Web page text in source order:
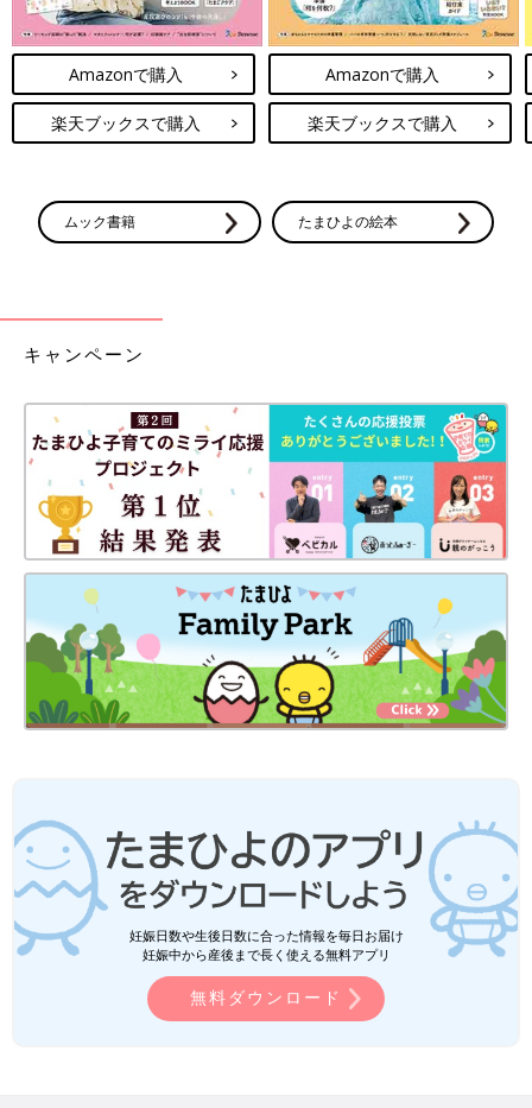
Amazonで購入
楽天ブックスで購入
Amazonで購入
楽天ブックスで購入
ムック書籍 たまひよの絵本
キャンペーン
妊娠日数や生後日数に合った情報を毎日お届け
妊娠中から産後まで長く使える無料アプリ
無料ダウンロード